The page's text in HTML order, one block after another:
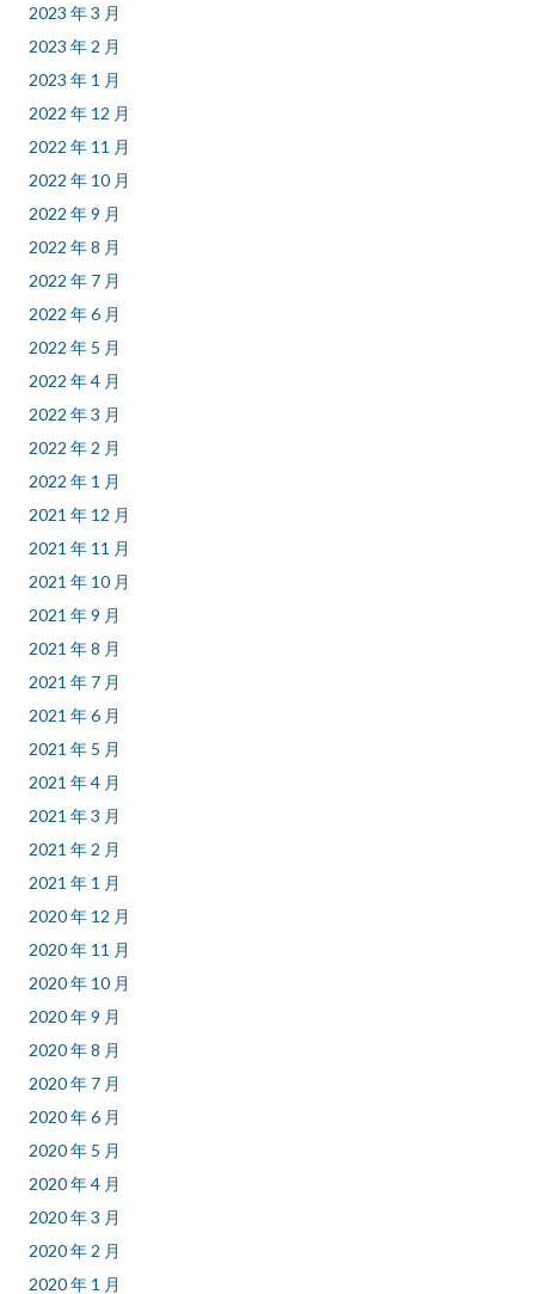
2023 年 3 月
2023 年 2 月
2023 年 1 月
2022 年 12 月
2022 年 11 月
2022 年 10 月
2022 年 9 月
2022 年 8 月
2022 年 7 月
2022 年 6 月
2022 年 5 月
2022 年 4 月
2022 年 3 月
2022 年 2 月
2022 年 1 月
2021 年 12 月
2021 年 11 月
2021 年 10 月
2021 年 9 月
2021 年 8 月
2021 年 7 月
2021 年 6 月
2021 年 5 月
2021 年 4 月
2021 年 3 月
2021 年 2 月
2021 年 1 月
2020 年 12 月
2020 年 11 月
2020 年 10 月
2020 年 9 月
2020 年 8 月
2020 年 7 月
2020 年 6 月
2020 年 5 月
2020 年 4 月
2020 年 3 月
2020 年 2 月
2020 年 1 月